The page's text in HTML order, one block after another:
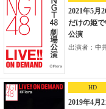
2021年5月
だけの姫
公演
出演者：中
HD
2019年4月